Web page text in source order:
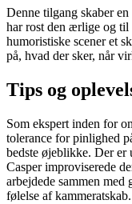
Denne tilgang skaber
har rost den ærlige og til
humoristiske scener et
på, hvad der sker, når
Tips og
Som ekspert inden for
tolerance for pinlighed
bedste øjeblikke. Der
Casper improviserede
arbejdede sammen
følelse af kammeratskab.